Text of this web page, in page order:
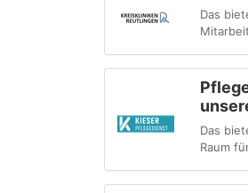
Das
Das
Raum